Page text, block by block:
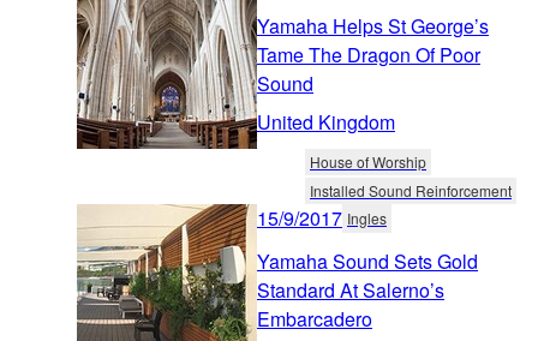
Yamaha Helps St George’s
Tame The Dragon Of Poor
Sound
United Kingdom
House of Worship
Installed Sound Reinforcement
15/9/2017 Ingles
Yamaha Sound Sets Gold
Standard At Salerno’s
Embarcadero